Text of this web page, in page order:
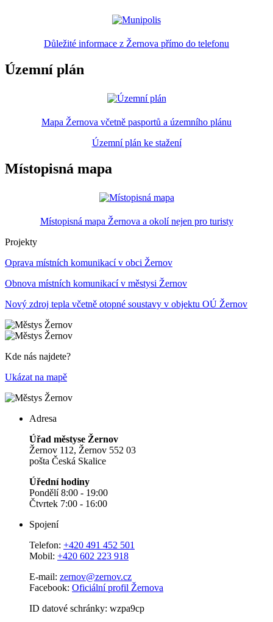
Důležité informace z Žernova přímo do telefonu
Územní plán
Mapa Žernova včetně pasportů a územního plánu
Územní plán ke stažení
Místopisná mapa
Místopisná mapa Žernova a okolí nejen pro turisty
Projekty
Oprava místních komunikací v obci Žernov
Obnova místních komunikací v městysi Žernov
Nový zdroj tepla včetně otopné soustavy v objektu OÚ Žernov
Kde nás najdete?
Ukázat na mapě
Adresa
Úřad městyse Žernov
Žernov 112, Žernov 552 03
pošta Česká Skalice
Úřední hodiny
Pondělí 8:00 - 19:00
Čtvrtek 7:00 - 16:00
Spojení
Telefon: +420 491 452 501
Mobil: +420 602 223 918
E-mail: zernov@zernov.cz
Facebook: Oficiální profil Žernova
ID datové schránky: wzpa9cp